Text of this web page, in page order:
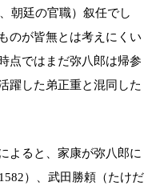
朝廷の官職）叙任でし
のが皆無とは考えにくい
点ではまだ弥八郎は帰参
躍した弟正重と混同した
よると、家康が弥八郎に
）、武田勝頼（たけだ